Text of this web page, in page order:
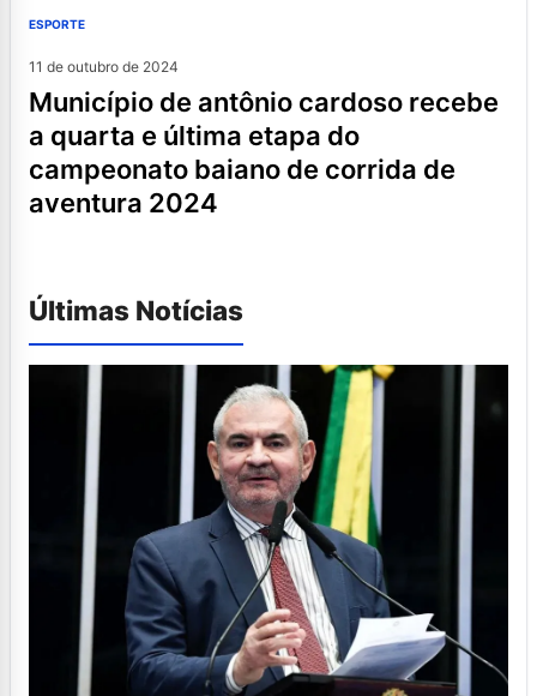
ESPORTE
11 de outubro de 2024
município de antônio cardoso recebe
a quarta e última etapa do
campeonato baiano de corrida de
aventura 2024
Últimas Notícias